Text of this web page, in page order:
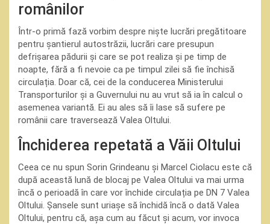
românilor
Într-o primă fază vorbim despre niște lucrări pregătitoare
pentru șantierul autostrăzii, lucrări care presupun
defrișarea pădurii și care se pot realiza și pe timp de
noapte, fără a fi nevoie ca pe timpul zilei să fie închisă
circulația. Doar că, cei de la conducerea Ministerului
Transporturilor și a Guvernului nu au vrut să ia în calcul o
asemenea variantă. Ei au ales să îi lase să sufere pe
românii care traversează Valea Oltului.
Închiderea repetată a Văii Oltului
Ceea ce nu spun Sorin Grindeanu și Marcel Ciolacu este că
după această lună de blocaj pe Valea Oltului va mai urma
încă o perioadă în care vor închide circulația pe DN 7 Valea
Oltului. Șansele sunt uriașe să închidă încă o dată Valea
Oltului, pentru că, așa cum au făcut și acum, vor invoca